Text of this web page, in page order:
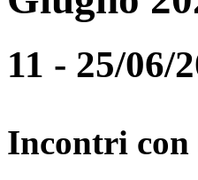
11 - 25/06/
Incontri